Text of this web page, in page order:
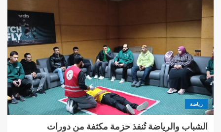
رياضة
الشباب والرياضة تُنفذ حزمة مكثفة من دورات